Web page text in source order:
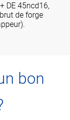
DE 45ncd16,
de forge
bon